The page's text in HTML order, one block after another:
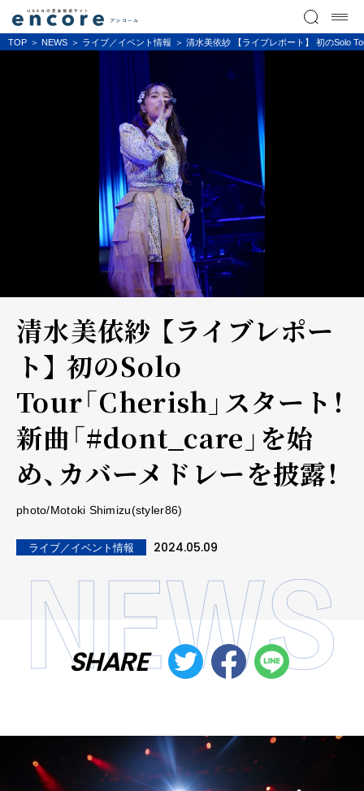
TOP NEWS ライブ／イベント情報 清水美依紗 【ライブレポート】 初のSolo
清水美依紗 【ライブレポー
ト】 初のSolo
Tour「Cherish」スタート！
新曲「#dont_care」を始
め、カバーメドレーを披露！
photo/Motoki Shimizu(styler86)
ライブ／イベント情報 2024.05.09
SHARE